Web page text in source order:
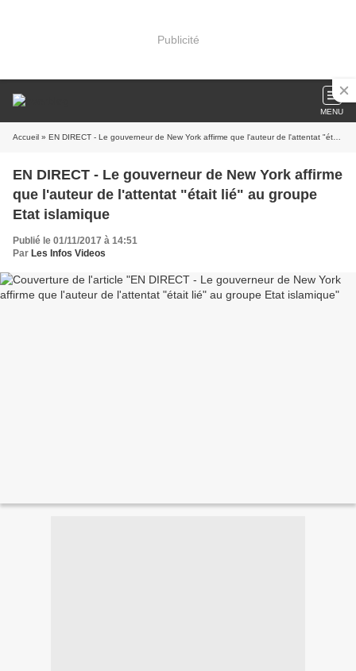
Publicité
MENU
Accueil » EN DIRECT - Le gouverneur de New York affirme que l'auteur de l'attentat "était lié" au groupe Etat islamique
EN DIRECT - Le gouverneur de New York affirme
que l'auteur de l'attentat "était lié" au groupe
Etat islamique
Publié le 01/11/2017 à 14:51
Par Les Infos Videos